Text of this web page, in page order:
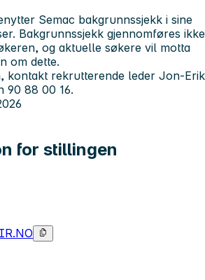
Semac bakgrunnssjekk i sine
Bakgrunnssjekk gjennomføres ikke
og aktuelle søkere vil motta
om dette.
kontakt rekrutterende leder Jon-Erik
90 88 00 16.
for stillingen